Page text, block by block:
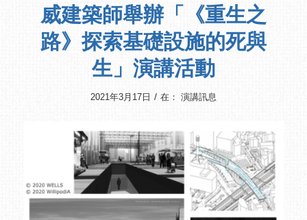
威建築師舉辦「《重生之
路》探索基礎設施的死與
生」演講活動
2021年3月17日 / 在： 演講訊息